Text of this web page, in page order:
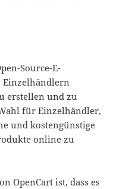
Source-E-
Einzelhändlern
erstellen und zu
für Einzelhändler,
und kostengünstige
online zu
OpenCart ist, dass es